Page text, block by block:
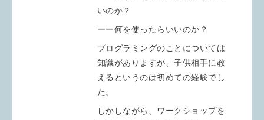
いのか？
ーー何を使ったらいいのか？
プログラミングのことについては
知識がありますが、子供相手に教
えるというのは初めての経験でし
た。
しかしながら、ワークショップを